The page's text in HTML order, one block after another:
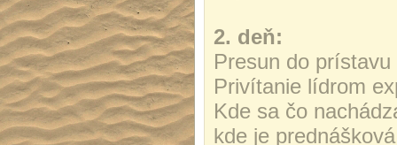
2. deň:
Presun do
Privítanie lídrom
Kde sa čo
kde je